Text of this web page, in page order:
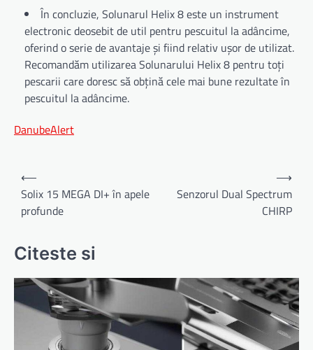
În concluzie, Solunarul Helix 8 este un instrument
electronic deosebit de util pentru pescuitul la adâncime,
oferind o serie de avantaje și fiind relativ ușor de utilizat.
Recomandăm utilizarea Solunarului Helix 8 pentru toți
pescarii care doresc să obțină cele mai bune rezultate în
pescuitul la adâncime.
DanubeAlert
Navigare
în
articole
⟵
Solix 15 MEGA DI+ în apele
profunde
Senzorul Dual Spectrum
CHIRP
⟶
Citeste si